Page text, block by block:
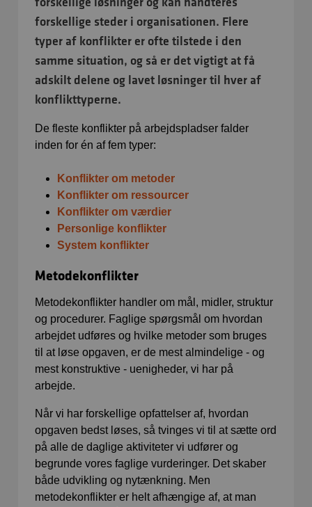
forskellige steder i organisationen. Flere
typer af konflikter er ofte tilstede i den
samme situation, og så er det vigtigt at få
adskilt delene og lavet løsninger til hver af
konflikttyperne.
De fleste konflikter på arbejdspladser falder
inden for én af fem typer:
Konflikter om metoder
Konflikter om ressourcer
Konflikter om værdier
Personlige konflikter
System konflikter
Metodekonflikter
Metodekonflikter handler om mål, midler, struktur
og procedurer. Faglige spørgsmål om hvordan
arbejdet udføres og hvilke metoder som bruges
til at løse opgaven, er de mest almindelige - og
mest konstruktive - uenigheder, vi har på
arbejde.
Når vi har forskellige opfattelser af, hvordan
opgaven bedst løses, så tvinges vi til at sætte ord
på alle de daglige aktiviteter vi udfører og
begrunde vores faglige vurderinger. Det skaber
både udvikling og nytænkning. Men
metodekonflikter er helt afhængige af, at man